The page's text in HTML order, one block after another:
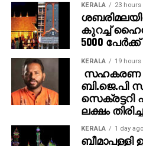
KERALA 23 hours
കുറച്ച്
5000
KERALA 19 hours
സഹകരണ
ബി.ജെ.പി
ലക്ഷം
KERALA 1 day ago